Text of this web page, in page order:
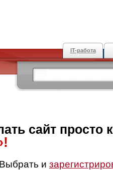
IT-работа
сайт просто
Выбрать и